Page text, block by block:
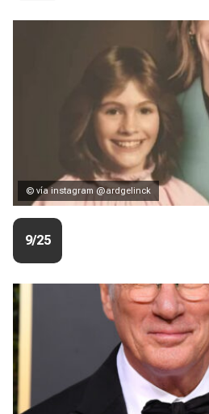
© vía instagram @ardgelinck
9/25